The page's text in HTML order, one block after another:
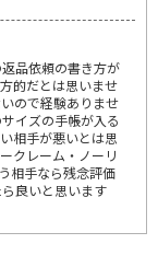
品依頼の書き方が
的だとは思いませ
ので経験ありませ
イズの手帳が入る
相手が悪いとは思
クレーム・ノーリ
相手なら残念評価
良いと思います